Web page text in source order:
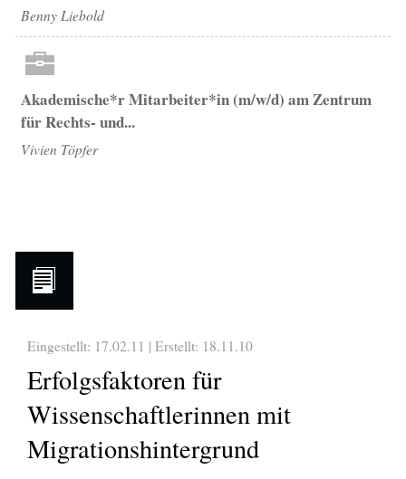
Benny Liebold
Akademische*r Mitarbeiter*in (m/w/d) am Zentrum
für Rechts- und...
Vivien Töpfer
Eingestellt: 17.02.11 | Erstellt: 18.11.10
Erfolgsfaktoren für
Wissenschaftlerinnen mit
Migrationshintergrund